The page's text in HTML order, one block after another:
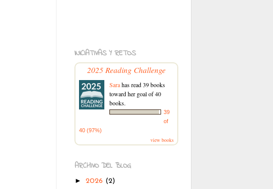
INICIATIVAS Y RETOS
2025 Reading Challenge
Sarahas read 39 books
toward her goal of 40
books.
39
of
40 (97%)
view books
ARCHIVO DEL BLOG
► 2026 (2)